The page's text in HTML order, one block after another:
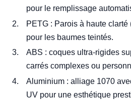
pour le remplissage
PETG : Parois à haute
pour les baumes teintés.
ABS : coques ultra-rigides
carrés complexes ou
Aluminium : alliage 1070
UV pour une esthétique